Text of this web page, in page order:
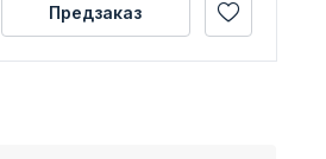
Предзаказ